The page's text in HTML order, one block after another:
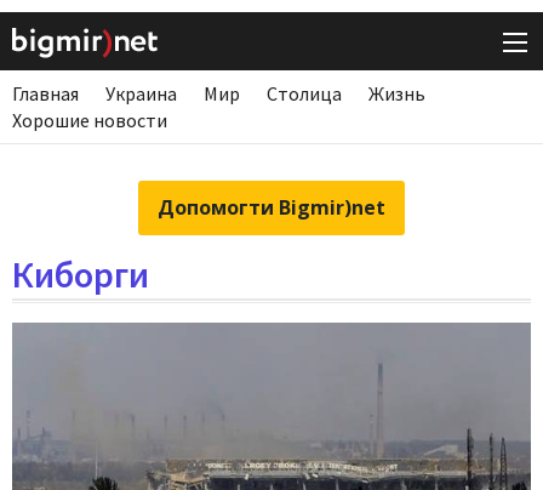
Главная Украина Мир Столица
Жизнь
Хорошие новости
Допомогти Bigmir)net
Киборги